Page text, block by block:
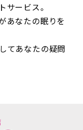
てあなたの疑問